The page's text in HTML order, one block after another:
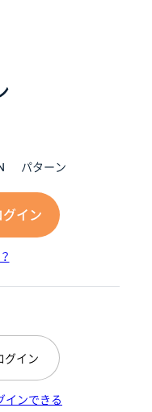
パターン
イン
グイン
インできる